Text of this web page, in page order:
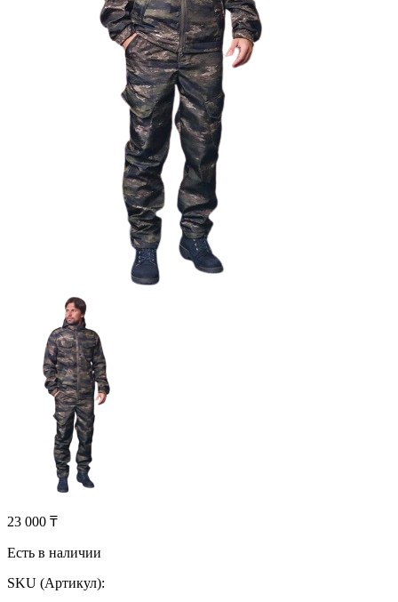
23 000 ₸
Есть в наличии
SKU (Артикул):